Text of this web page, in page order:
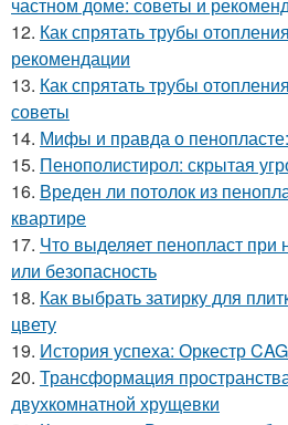
12. Как спрятать трубы
рекомендации
13. Как спрятать трубы
советы
14. Мифы и правда о
15. Пенополистирол: скрытая
16. Вреден ли потолок из
квартире
17. Что выделяет пенопласт при
или безопасность
18. Как выбрать затирку для
цвету
19. История успеха: Оркестр
20. Трансформация
двухкомнатной хрущевки